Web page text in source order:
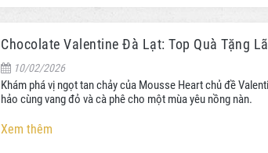
Chocolate Valentine Đà Lạt: Top Quà Tặng
10/02/2026
Khám phá vị ngọt tan chảy của Mousse Heart chủ đề
hảo cùng vang đỏ và cà phê cho một mùa yêu nồng nàn.
Xem thêm